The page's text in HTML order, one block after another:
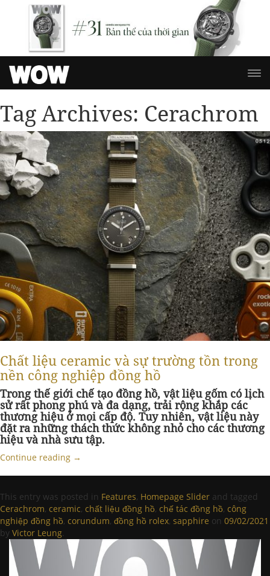
Tag Archives: Cerachrom
Chất liệu ceramic và sự trường tồn trong
nền công nghiệp đồng hồ
Trong thế giới chế tạo đồng hồ, vật liệu gốm có lịch
sử rất phong phú và đa dạng, trải rộng khắp các
thương hiệu ở mọi cấp độ. Tuy nhiên, vật liệu này
đặt ra những thách thức không nhỏ cho các thương
hiệu và nhà sưu tập.
Continue reading →
This entry was posted in Features, Homepage Slider and tagged
Cerachrom, ceramic, chất liệu đồng hồ, chế tác đồng hồ, công
nghiệp đồng hồ, corundum, đồng hồ rolex, sapphire on 09/02/2021
by Victor Leung.